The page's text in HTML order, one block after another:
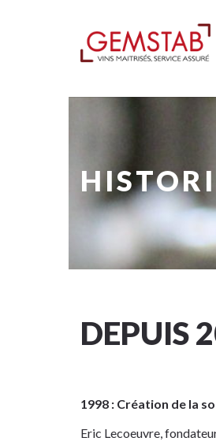
DEPUIS
1998 : Création de la
Eric Lecoeuvre,